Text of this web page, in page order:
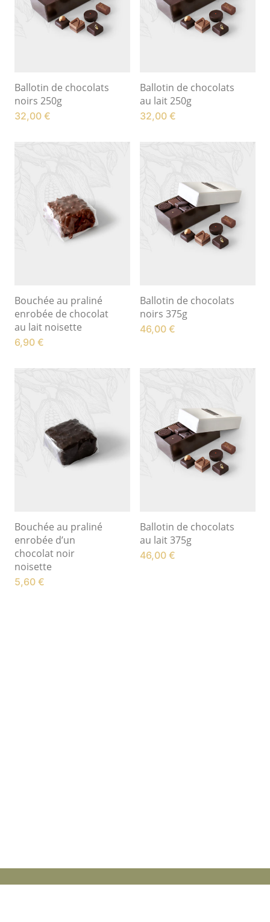
Ballotin de chocolats
noirs 250g
32,00 €
Ballotin de chocolats
au lait 250g
32,00 €
Bouchée au praliné
enrobée de chocolat
au lait noisette
6,90 €
Ballotin de chocolats
noirs 375g
46,00 €
Bouchée au praliné
enrobée d’un
chocolat noir
noisette
5,60 €
Ballotin de chocolats
au lait 375g
46,00 €